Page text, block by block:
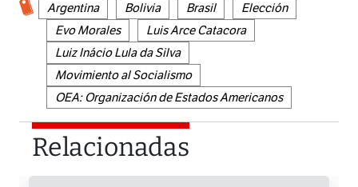
Argentina Bolivia Brasil
Elección
Evo Morales
Luis Arce Catacora
Luiz Inácio Lula da Silva
Movimiento al Socialismo
OEA: Organización de Estados Americanos
Relacionadas